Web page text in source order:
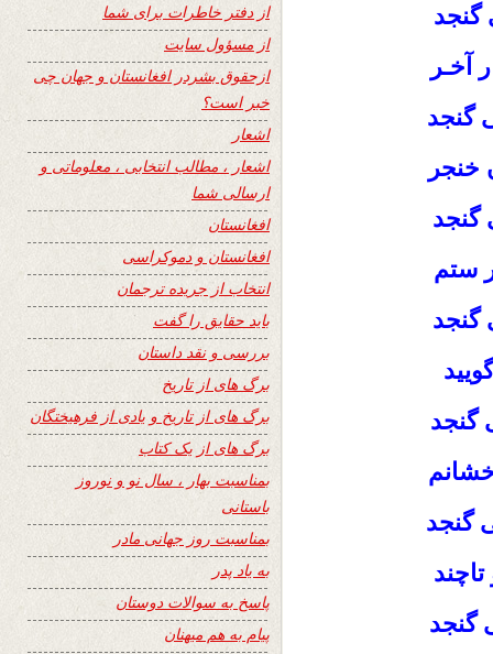
گنجد
آخـر
گنجد
گنجد
ستم
گنجد
گنجد
گنجد
از دفتر خاطرات برای شما
از مسؤول سایت
ازحقوق بشردر افغانستان و جهان چی
خبر است؟
اشعار
اشعار ، مطالب انتخابی ، معلوماتی و
ارسالی شما
افغانستان
افغانستان و دموکراسی
انتخاب از جریده ترجمان
باید حقایق را گفت
بررسی و نقد داستان
برگ های از تاریخ
برگ های از تاریخ و یادی از فرهیختگان
برگ های از یک کتاب
بمناسبت بهار ، سال نو و نوروز
باستانی
بمناسبت روز جهانی مادر
به یاد پدر
پاسخ به سوالات دوستان
پیام به هم میهنان